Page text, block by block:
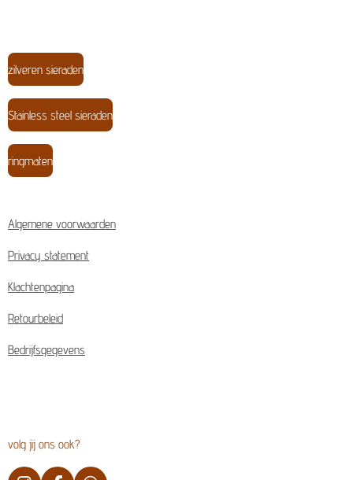
zilveren sieraden
Stainless steel sieraden
ringmaten
Algemene voorwaarden
Privacy statement
Klachtenpagina
Retourbeleid
Bedrijfsgegevens
volg jij ons ook?